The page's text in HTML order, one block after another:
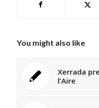
You might also like
Xerrada
l’Aire